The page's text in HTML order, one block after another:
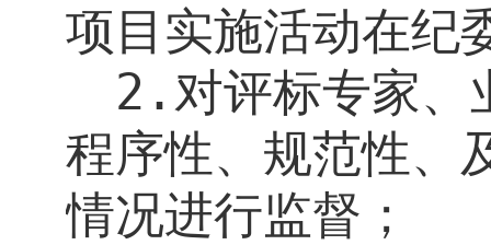
项目实施活动在纪
2. 对评标专家、
程序性、规范性、
情况进行监督；